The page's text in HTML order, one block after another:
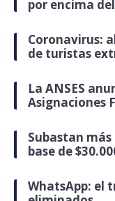
por encima
Coronavirus:
de turistas
La ANSES
Asignaciones
Subastan
base de
WhatsApp: el